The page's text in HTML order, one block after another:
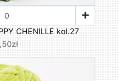
CHENILLE kol.27